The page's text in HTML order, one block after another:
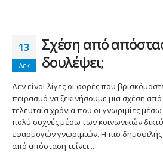
13
Δεκ
Σχέση από
δουλέψει;
Δεν είναι λίγες οι φορές που
πειρασμό να ξεκινήσουμε μια σχέση
τελευταία χρόνια που οι γνωριμίες μέσω
πολύ συχνές μέσω των κοινωνικών
εφαρμογών γνωριμιών. Η πιο δημοφιλής
από απόσταση τείνει...